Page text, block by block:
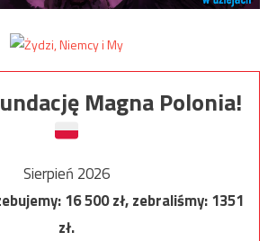
Magna Polonia!
Sierpień 2026
16 500zł, zebraliśmy:1351
zł.